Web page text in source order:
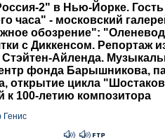
2" в Нью-Йорке. Гость
часа" - московский
обозрение":
с Диккенсом. Репортаж
Стэйтен-Айленда.
фонда Барышникова,
открытие цикла
к 100-летию композитора
Генис